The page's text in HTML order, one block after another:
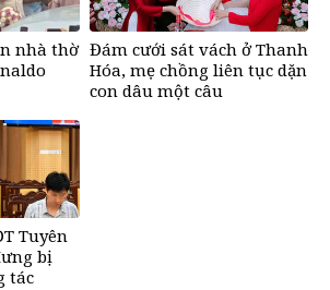
nhà thờ Đám cưới sát vách ở Thanh
Hóa, mẹ chồng liên tục dặn
con dâu một câu
Tuyên
bị
tác